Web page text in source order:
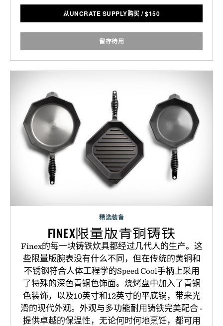
从UNCRATE SUPPLY购买 /$150
留存待用
精选装备
FINEX限量版青铜铸铁
Finex的每一块铸铁炊具都经过几代人的生产。这
些限量版腕表没有什么不同，但在传统的黄铜和
不锈钢符合人体工程学的Speed Cool手柄上采用
了特殊的深色青铜色饰面。烧烤盘中加入了青铜
色装饰，以及10英寸和12英寸的平底锅，带来光
滑的现代外观。外观与多功能耐用铸铁完美配合 -
提供卓越的保温性，无论何时何地烹饪，都可用